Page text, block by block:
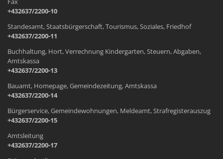
+432637/2200-10
Standesamt, Staatsbürgerschaft, Tourismus, Soziales, Friedhof
+432637/2200-11
Buchhaltung, Hort, Verrechnung Kindergarten, Steuern, Abgaben,
Amtskassa
+432637/2200-13
Bauamt, Homepage, Gemeindezeitung, Amtskassa
+432637/2200-14
Bürgerservice, Gemeindewohnungen, Meldeamt, Strafregisterauszug
+432637/2200-15
Amtsleitung
+432637/2200-17